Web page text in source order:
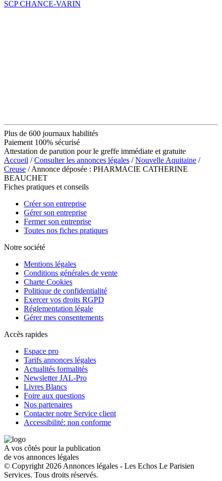
SCP CHANCE-VARIN
Plus de 600 journaux habilités
Paiement 100% sécurisé
Attestation de parution pour le greffe immédiate et gratuite
Accueil /Consulter les annonces légales /Nouvelle Aquitaine /
Creuse / Annonce déposée : PHARMACIE CATHERINE
BEAUCHET
Fiches pratiques et conseils
Créer son entreprise
Gérer son entreprise
Fermer son entreprise
Toutes nos fiches pratiques
Notre société
Mentions légales
Conditions générales de vente
Charte Cookies
Politique de confidentialité
Exercer vos droits RGPD
Réglementation légale
Gérer mes consentements
Accès rapides
Espace pro
Tarifs annonces légales
Actualités formalités
Newsletter JAL-Pro
Livres Blancs
Foire aux questions
Nos partenaires
Contacter notre Service client
Accessibilité: non conforme
A vos côtés pour la publication
de vos annonces légales
© Copyright 2026 Annonces légales - Les Echos Le Parisien
Services. Tous droits réservés.